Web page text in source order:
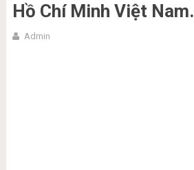
Hồ Chí Minh Việt Nam.
Admin